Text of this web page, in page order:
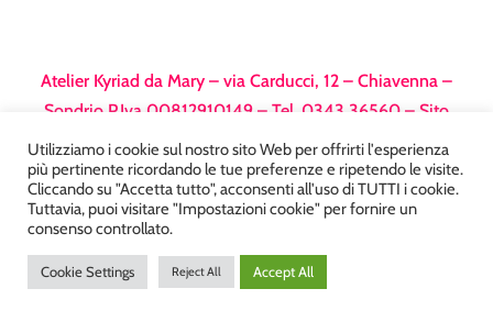
Atelier Kyriad da Mary – via Carducci, 12 – Chiavenna –
Sondrio P.Iva 00812910149 – Tel. 0343 36560 – Sito
realizzato da
DiegoGiuriani.com
Utilizziamo i cookie sul nostro sito Web per offrirti l'esperienza
più pertinente ricordando le tue preferenze e ripetendo le visite.
Cliccando su "Accetta tutto", acconsenti all'uso di TUTTI i cookie.
Tuttavia, puoi visitare "Impostazioni cookie" per fornire un
consenso controllato.
Cookie Settings Reject All Accept All